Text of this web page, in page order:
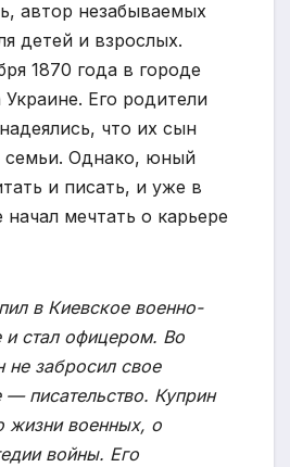
автор незабываемых
детей и взрослых.
1870 года в городе
Его родители
что их сын
семьи. Однако, юный
и писать, и уже в
мечтать о карьере
в Киевское военно-
и стал офицером. Во
забросил свое
писательство. Куприн
жизни военных, о
войны. Его